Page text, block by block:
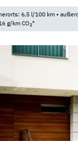
6,5 l/100 km •
g/km CO2*